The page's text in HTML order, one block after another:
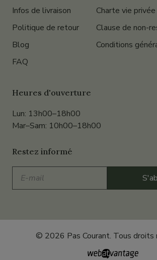
Infos de livraison
Politique de retour
Blog
FAQ
Charte vie privée
Clause de non-
Conditions
Heures d'ouverture
Lun: 13h00–18h00
Mar–Sam: 10h00–18h00
Restez informé
mail
© 2026 Pas Courant. Tous droits